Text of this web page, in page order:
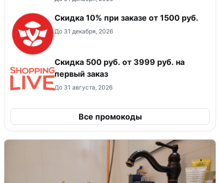
Скидка 10% при заказе от 1500 руб.
До 31 декабря, 2026
Скидка 500 руб. от 3999 руб. на
первый заказ
До 31 августа, 2026
Все промокоды